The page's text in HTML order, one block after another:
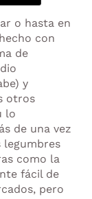
o hasta en
con
de
y
otros
lo
de una vez
legumbres
como la
fácil de
pero